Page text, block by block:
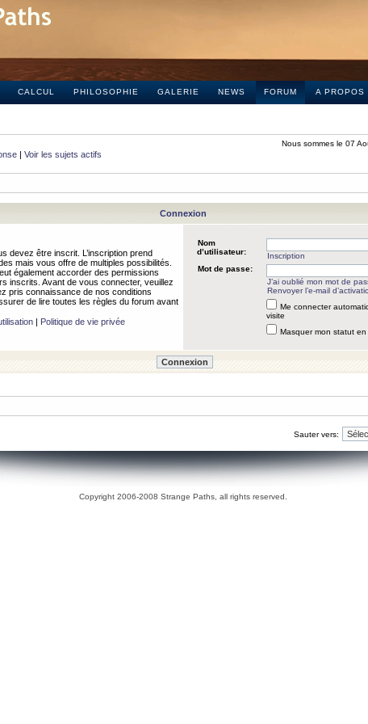
CALCUL PHILOSOPHIE GALERIE NEWS FORUM A PROPOS
Nous sommes le 07
| Voir les sujets actifs
Connexion
devez être inscrit. L’inscription prend
mais vous offre de multiples possibilités.
également accorder des permissions
inscrits. Avant de vous connecter, veuillez
pris connaissance de nos conditions
de lire toutes les règles du forum avant
| Politique de vie privée
Nom
d’utilisateur:
Inscription
Mot de passe:
J’ai oublié mon mot de
Renvoyer l’e-mail
Me connecter
visite
Masquer mon statut
Sauter vers:
Copyright 2006-2008 Strange Paths, all rights reserved.